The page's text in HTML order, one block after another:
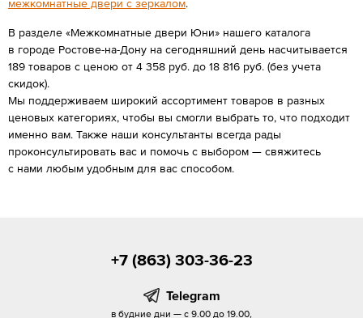
межкомнатные двери с зеркалом.
В разделе «Межкомнатные двери Юни» нашего каталога
в городе Ростове-на-Дону на сегодняшний день насчитывается
189 товаров с ценою от 4 358 руб. до 18 816 руб. (без учета
скидок).
Мы поддерживаем широкий ассортимент товаров в разных
ценовых категориях, чтобы вы смогли выбрать то, что подходит
именно вам. Также наши консультанты всегда рады
проконсультировать вас и помочь с выбором — свяжитесь
с нами любым удобным для вас способом.
+7 (863) 303-36-23
Telegram
в будние дни — с 9.00 до 19.00,